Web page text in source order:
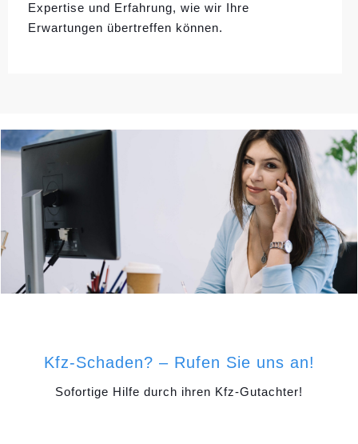
Expertise und Erfahrung, wie wir Ihre
Erwartungen übertreffen können.
Kfz-Schaden? – Rufen Sie uns an!
Sofortige Hilfe durch ihren Kfz-Gutachter!